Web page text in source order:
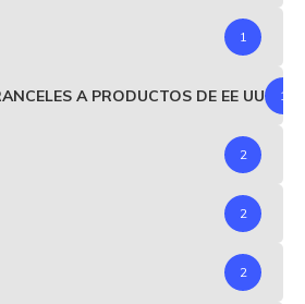
1
A PRODUCTOS DE EE UU 1
2
2
2